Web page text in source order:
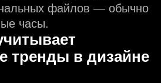
файлов — обычно
часы.
тренды в дизайне